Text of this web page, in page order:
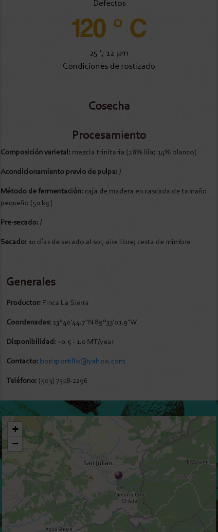
Defectos
120 ° C
25 ’; 12 μm
Condiciones de rostizado
Cosecha
Procesamiento
Composición varietal: mezcla trinitaria (28% lila; 14% blanco)
Acondicionamiento previo de pulpa: /
Método de fermentación: caja de madera en cascada de tamaño
pequeño (50 kg)
Pre-secado:/
Secado: 10 días de secado al sol; aire libre; cesta de mimbre
Generales
Productor: Finca La Sierra
Coordenadas: 13°40'44.7"N 89°33'01.9"W
Disponibilidad: ~0.5 - 1.0 MT/year
Contacto: borisportillo@yahoo.com
Teléfono: (503) 7318-2296
+
−